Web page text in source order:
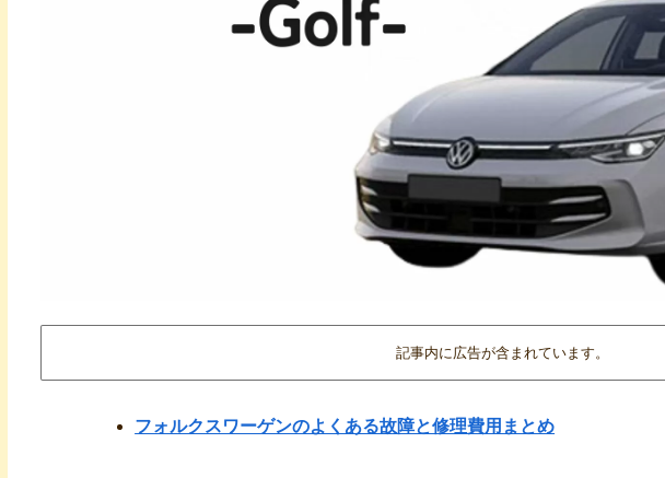
記事内に広告が含まれています。
フォルクスワーゲンのよくある故障と修理費用まとめ